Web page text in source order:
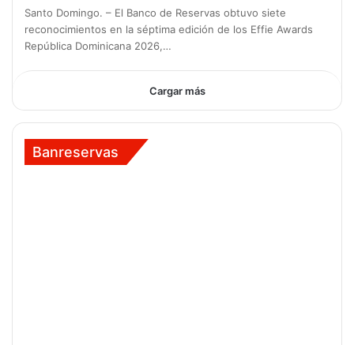
Santo Domingo. – El Banco de Reservas obtuvo siete
reconocimientos en la séptima edición de los Effie Awards
República Dominicana 2026,…
Cargar más
Banreservas